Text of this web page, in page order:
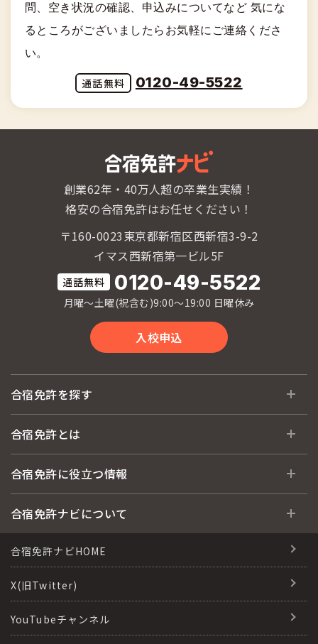
問、空き状況の確認、申込みについてなど 気にな
るところがございましたらお気軽にご連絡くださ
い。
0120-49-5522
創業62年・40万人超の卒業生実績！
格安の合宿免許はお任せください！
〒160-0023東京都新宿区西新宿3-9-2
イマス西新宿第一ビル5F
0120-49-5522
月曜〜土曜(祝含む)9:00〜19:00 日曜休み
入校申込
合宿免許を探す
全国 教習所一覧
運転免許の種類(車種)
格安シーズン料金
出発地別おすすめ校
こだわり、テーマから探す
合宿免許とは
合宿免許とは
合宿免許選びのアドバイス
合宿免許の入校までの流れ
合宿免許での免許取得の流れ
合宿免許に役立つ情報
合宿免許に役立つ情報
免許取消・失効による再取得
冬・雪国の合宿免許は大丈夫？
合宿免許ナビについて
会社情報・代表メッセージ
会社概要
会社沿革・歴史
合宿免許ナビHOME
X(旧Twitter)
YouTubeチャンネル